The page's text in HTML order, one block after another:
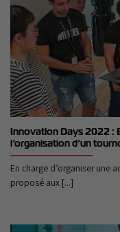
Innovation Days 2022 :
l’organisation d’un
En charge d’organiser une
proposé aux [...]